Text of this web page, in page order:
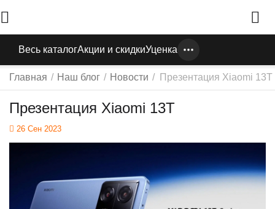
Весь каталогАкции и скидкиУценка
Главная / Наш блог / Новости / Презентация Xiaomi 13T
Презентация Xiaomi 13T
26 Сен 2023